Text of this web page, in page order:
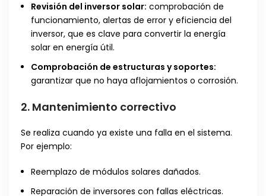
Revisión del inversor solar: comprobación de
funcionamiento, alertas de error y eficiencia del
inversor, que es clave para convertir la energía
solar en energía útil.
Comprobación de estructuras y soportes:
garantizar que no haya aflojamientos o corrosión.
2. Mantenimiento correctivo
Se realiza cuando ya existe una falla en el sistema.
Por ejemplo:
Reemplazo de módulos solares dañados.
Reparación de inversores con fallas eléctricas.